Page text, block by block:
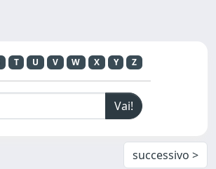
T U V W X Y Z
successivo >